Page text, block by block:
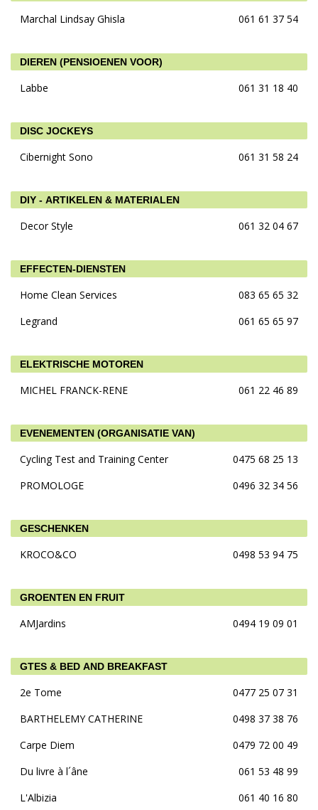
Marchal Lindsay Ghisla 061 61 37 54
DIEREN (PENSIOENEN VOOR)
Labbe 061 31 18 40
DISC JOCKEYS
Cibernight Sono 061 31 58 24
DIY - ARTIKELEN & MATERIALEN
Decor Style 061 32 04 67
EFFECTEN-DIENSTEN
Home Clean Services
083 65 65 32
Legrand
061 65 65 97
ELEKTRISCHE MOTOREN
MICHEL FRANCK-RENE 061 22 46 89
EVENEMENTEN (ORGANISATIE VAN)
Cycling Test and Training Center
0475 68 25 13
PROMOLOGE
0496 32 34 56
GESCHENKEN
KROCO&CO 0498 53 94 75
GROENTEN EN FRUIT
AMJardins 0494 19 09 01
GTES & BED AND BREAKFAST
2e Tome
0477 25 07 31
BARTHELEMY CATHERINE
0498 37 38 76
Carpe Diem
0479 72 00 49
Du livre à l´âne
061 53 48 99
L'Albizia
061 40 16 80